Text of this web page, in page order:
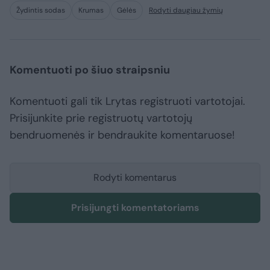
Žydintis sodas Krumas Gėlės Rodyti daugiau žymių
Komentuoti po šiuo straipsniu
Komentuoti gali tik Lrytas registruoti vartotojai.
Prisijunkite prie registruotų vartotojų
bendruomenės ir bendraukite komentaruose!
Rodyti komentarus
Prisijungti komentatoriams